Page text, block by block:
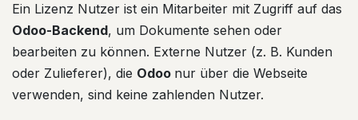
Ein Lizenz Nutzer ist ein Mitarbeiter mit Zugriff auf das
Odoo-Backend, um Dokumente sehen oder
bearbeiten zu können. Externe Nutzer (z. B. Kunden
oder Zulieferer), die Odoo nur über die Webseite
verwenden, sind keine zahlenden Nutzer.